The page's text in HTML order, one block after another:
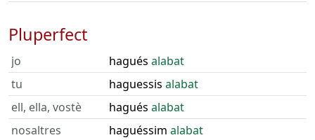
Pluperfect
jo hagués alabat
tu
haguessis alabat
ell, ella, vostè
hagués alabat
nosaltres
haguéssim alabat